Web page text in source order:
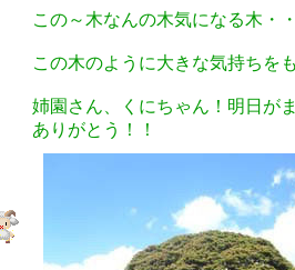
この～木なんの木気になる木・
この木のように大きな気持ちを
姉園さん、くにちゃん！明日が
ありがとう！！